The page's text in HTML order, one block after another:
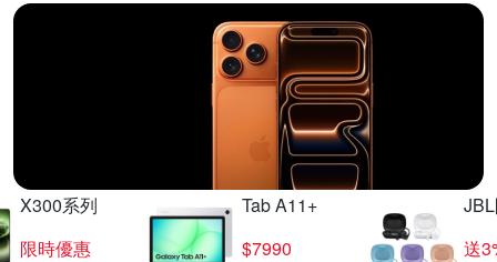
X300系列
限時優惠
Tab A11+
$7990
送